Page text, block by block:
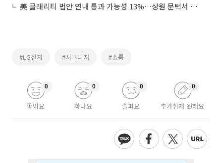
美 클래리티 법안 연내 통과 가능성 13%…상원 문턱서 제동
#LG전자 #시그니처 #쇼룸
좋아요
0
화나요
0
슬퍼요
0
추가취재 원해요
0